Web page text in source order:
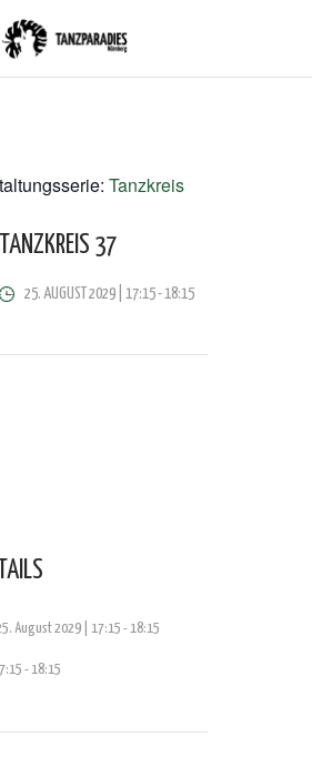
Tanzkreis
TANZKREIS 37
25. AUGUST 2029 | 17:15-18:15
August 2029 | 17:15 -18:15
- 18:15